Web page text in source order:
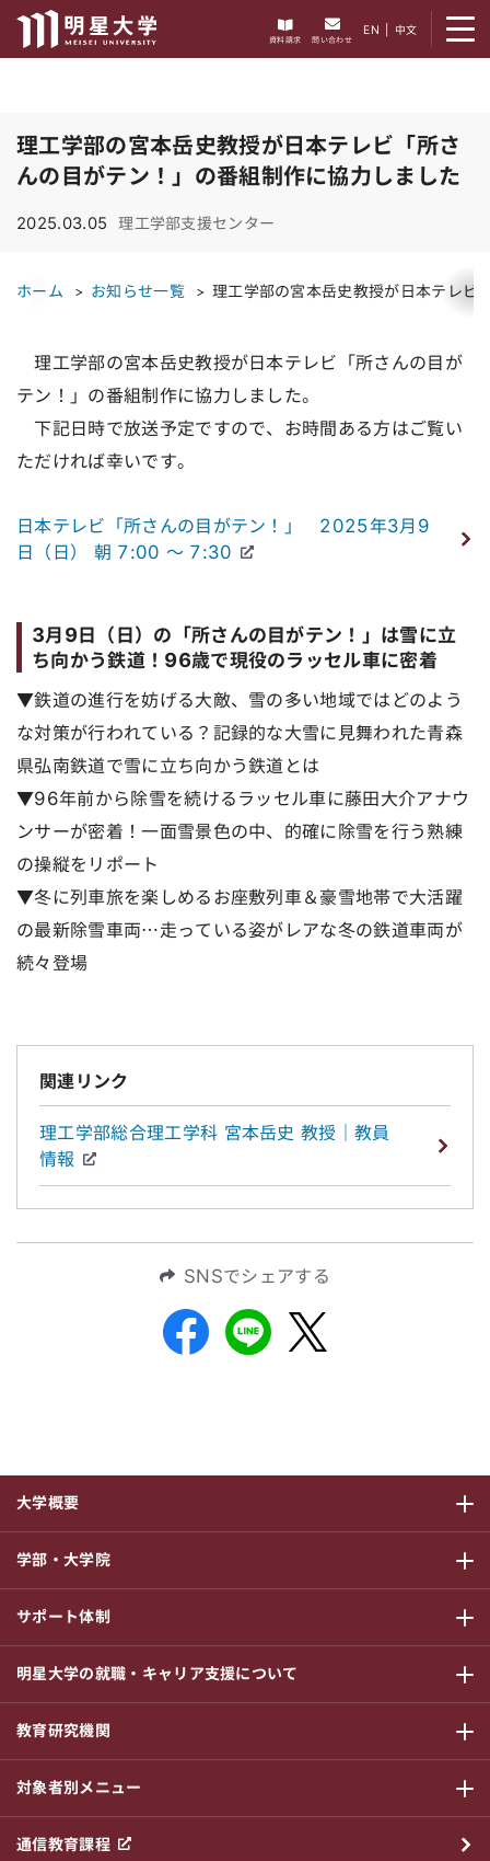
資料請求 問い合わせ
EN 中文
理工学部の宮本岳史教授が日本テレビ「所さ
んの目がテン！」の番組制作に協力しました
2025.03.05 理工学部支援センター
ホーム お知らせ一覧 理工学部の宮本岳史教授が日本テレビ
理工学部の宮本岳史教授が日本テレビ「所さんの目が
テン！」の番組制作に協力しました。
下記日時で放送予定ですので、お時間ある方はご覧い
ただければ幸いです。
日本テレビ「所さんの目がテン！」 2025年3月9
日（日） 朝 7:00 ～ 7:30
3月9日（日）の「所さんの目がテン！」は雪に立
ち向かう鉄道！96歳で現役のラッセル車に密着
▼鉄道の進行を妨げる大敵、雪の多い地域ではどのよう
な対策が行われている？記録的な大雪に見舞われた青森
県弘南鉄道で雪に立ち向かう鉄道とは
▼96年前から除雪を続けるラッセル車に藤田大介アナウ
ンサーが密着！一面雪景色の中、的確に除雪を行う熟練
の操縦をリポート
▼冬に列車旅を楽しめるお座敷列車＆豪雪地帯で大活躍
の最新除雪車両…走っている姿がレアな冬の鉄道車両が
続々登場
関連リンク
理工学部総合理工学科 宮本岳史 教授｜教員
情報
SNSでシェアする
大学概要
サブメニ
学部・大学院
サブメニ
サポート体制
サブメニ
明星大学の就職・キャリア支援について
サブメニ
教育研究機関
サブメニ
対象者別メニュー
サブメニ
通信教育課程